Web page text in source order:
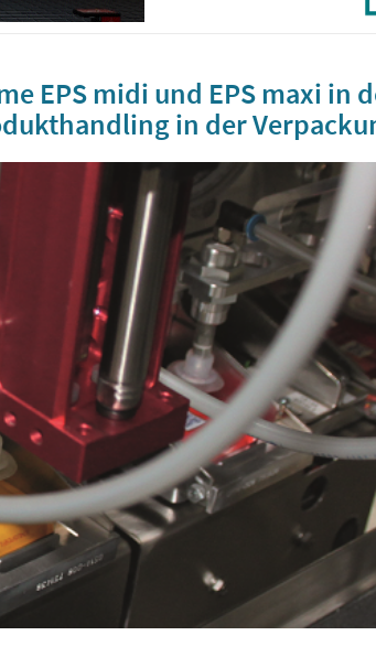
EPS midi und EPS maxi in
in der